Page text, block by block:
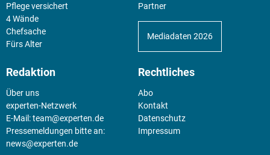
Pflege versichert
4 Wände
Chefsache
Fürs Alter
Partner
Mediadaten 2026
Redaktion
Über uns
experten-Netzwerk
E-Mail:team@experten.de
Pressemeldungen bitte an:
news@experten.de
Rechtliches
Abo
Kontakt
Datenschutz
Impressum